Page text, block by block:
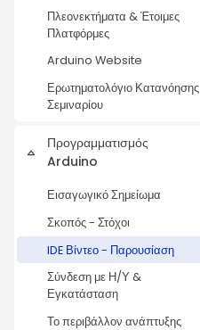
Πλεονεκτήματα & Έτοιμες
Πλατφόρμες
Arduino Website
Ερωτηματολόγιο Κατανόησης
Σεμιναρίου
Collapse
Προγραμματισμός
Arduino
Εισαγωγικό Σημείωμα
Σκοπός - Στόχοι
IDE Βίντεο - Παρουσίαση
Σύνδεση με Η/Υ &
Εγκατάσταση
Το περιβάλλον ανάπτυξης